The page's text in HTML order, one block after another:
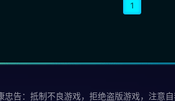
1
忠告：抵制不良游戏，拒绝盗版游戏，注意